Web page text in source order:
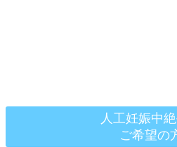
人工妊娠中
ご希望の